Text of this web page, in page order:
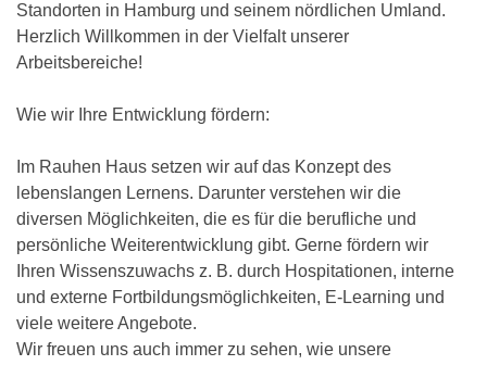
Standorten in Hamburg und seinem nördlichen Umland.
Herzlich Willkommen in der Vielfalt unserer
Arbeitsbereiche!
Wie wir Ihre Entwicklung fördern:
Im Rauhen Haus setzen wir auf das Konzept des
lebenslangen Lernens. Darunter verstehen wir die
diversen Möglichkeiten, die es für die berufliche und
persönliche Weiterentwicklung gibt. Gerne fördern wir
Ihren Wissenszuwachs z. B. durch Hospitationen, interne
und externe Fortbildungsmöglichkeiten, E-Learning und
viele weitere Angebote.
Wir freuen uns auch immer zu sehen, wie unsere